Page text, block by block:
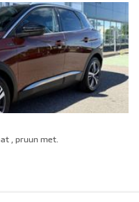
, pruun met.